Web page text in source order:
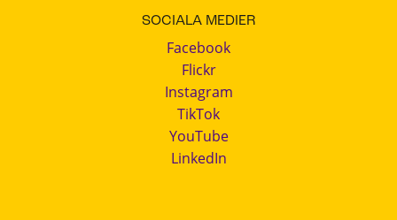
SOCIALA MEDIER
Facebook
Flickr
Instagram
TikTok
YouTube
LinkedIn